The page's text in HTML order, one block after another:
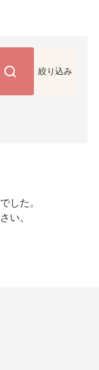
絞り込み
した。
い。